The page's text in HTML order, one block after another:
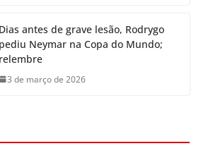
Dias antes de grave lesão, Rodrygo
pediu Neymar na Copa do Mundo;
relembre
3 de março de 2026